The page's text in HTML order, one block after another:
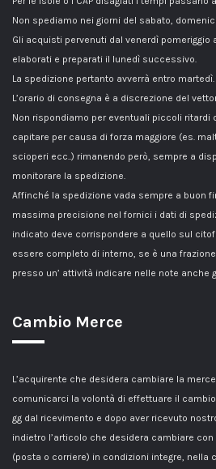
Non spediamo nei giorni del sabato,
Gli acquisti pervenuti dal venerdì pomeriggio
elaborati e preparati il lunedì successivo.
La spedizione pertanto avverrà entro martedì.
L’orario di consegna è a discrezione del
Non rispondiamo per eventuali piccoli ritardi
capitare per causa di forza maggiore (es.
scioperi ecc..) rimanendo però, sempre a
monitorare la spedizione.
Affinché la spedizione vada sempre a buon
massima precisione nel fornici i dati di
indicato deve corrispondere a quello sul
essere completo di interno, se è una
presso un’ attività indicare nelle note anche
Cambio Merce
L’acquirente che desidera cambiare la
comunicarci la volontà di effettuare il
gg dal ricevimento e dopo aver ricevuto
indietro l’articolo che desidera cambiare
(posta o corriere) in condizioni integre, nella